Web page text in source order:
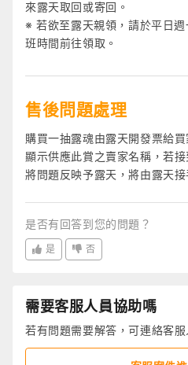
來露天取回或寄回。
※若欲至露天親領，請於平日
班時間前往領取。
售後問題處理
購買一抽露魂由露天開發票給
顯示供應此賞之賣家名稱，若
將問題反映予露天，將由露天接
是否有回答到您的問題？
是 否
需要客服人員協助嗎
若有問題需要解答，可連絡客